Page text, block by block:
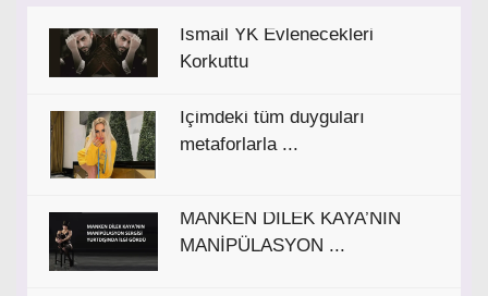
İsmail YK Evlenecekleri
Korkuttu
İçimdeki tüm duyguları
metaforlarla ...
MANKEN DİLEK KAYA’NIN
MANİPÜLASYON ...